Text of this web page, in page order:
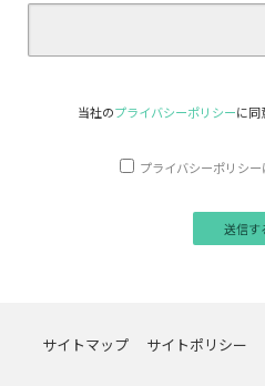
当社のプライバシーポリシーに同
プライバシーポリシ
サイトマップ サイトポリシー